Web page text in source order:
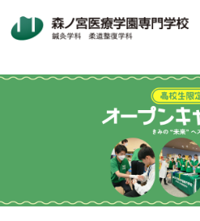
資料請求